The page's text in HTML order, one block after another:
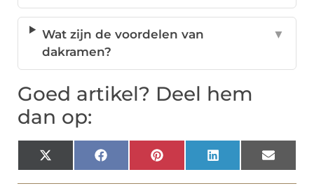
Wat zijn de voordelen van
dakramen?
▼
Goed artikel? Deel hem
dan op:
X
(Twitter)
FacebookPinterestLinkedInEmail